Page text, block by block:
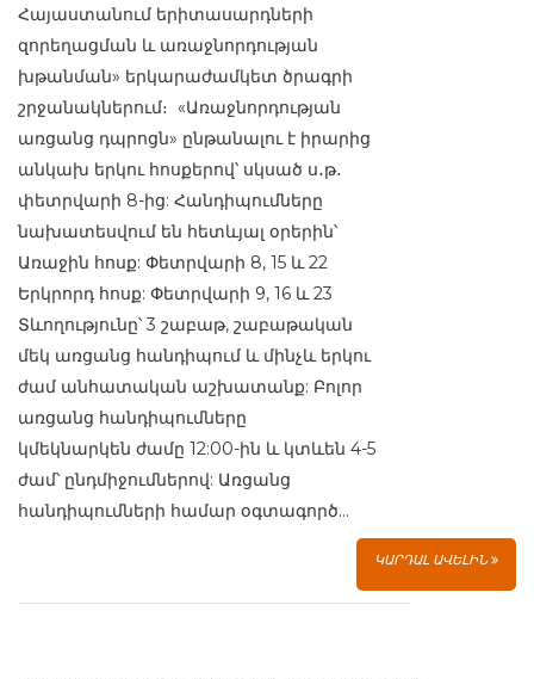
Հայաստանում երիտասարդների
զորեղացման և առաջնորդության
խթանման» երկարաժամկետ ծրագրի
շրջանակներում։ «Առաջնորդության
առցանց դպրոցն» ընթանալու է իրարից
անկախ երկու հոսքերով՝ սկսած ս․թ․
փետրվարի 8-ից: Հանդիպումները
նախատեսվում են հետևյալ օրերին՝
Առաջին հոսք: Փետրվարի 8, 15 և 22
Երկրորդ հոսք: Փետրվարի 9, 16 և 23
Տևողությունը՝ 3 շաբաթ, շաբաթական
մեկ առցանց հանդիպում և մինչև երկու
ժամ անհատական աշխատանք: Բոլոր
առցանց հանդիպումները
կմեկնարկեն ժամը 12:00-ին և կտևեն 4-5
ժամ՝ ընդմիջումներով: Առցանց
հանդիպումների համար օգտագործ...
ԿԱՐԴԱԼ ԱՎԵԼԻՆ